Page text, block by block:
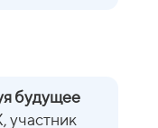
будущее